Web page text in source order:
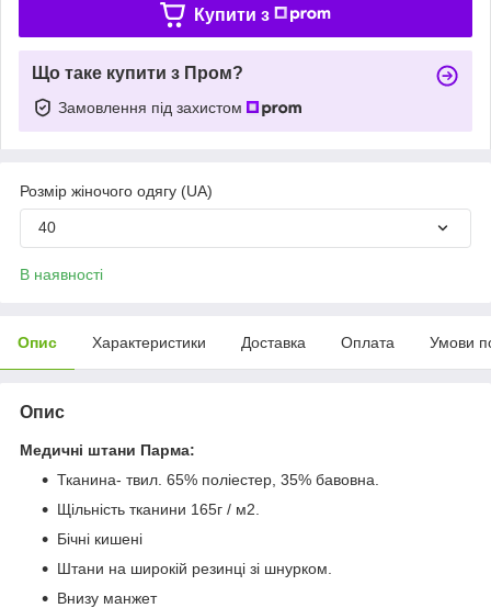
Купити з
Що таке купити з Пром?
Замовлення під захистом
Розмір жіночого одягу (UA)
40
В наявності
Опис Характеристики Доставка Оплата Умови
Опис
Медичні штани Парма:
Тканина- твил. 65% поліестер, 35% бавовна.
Щільність тканини 165г / м2.
Бічні кишені
Штани на широкій резинці зі шнурком.
Внизу манжет